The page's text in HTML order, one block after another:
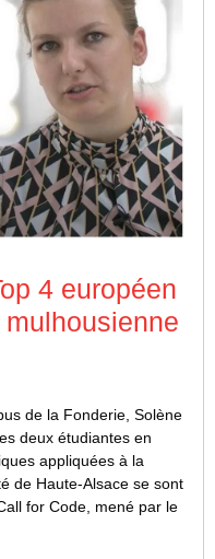
4 européen
de la Fonderie, Solène
deux étudiantes en
appliquées à la
de Haute-Alsace se sont
for Code, mené par le